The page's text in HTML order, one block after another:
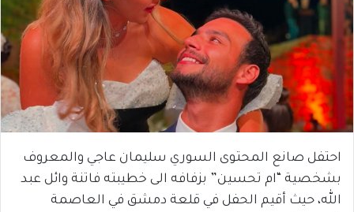
احتفل صانع المحتوى السوري سليمان عاجي والمعروف
بشخصية “ام تحسين” بزفافه الى خطيبته فاتنة وائل عبد
الله، حيث أقيم الحفل في قلعة دمشق في العاصمة